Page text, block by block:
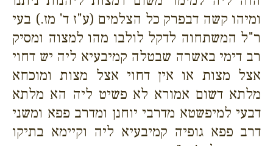
ומיהו קשה דבפרק כל הצלמים (ע"ז ד' מז.) בעי
ר"ל המשתחוה לדקל לולבו מהו למצוה ומסיק
רב דימי באשרה שבטלה קמיבעיא ליה יש דחוי
אצל מצות או אין דחוי אצל מצות ומוכחא
מלתא דשום אמורא לא פשיט ליה הא מלתא
דבעי למיפשטא מדרבי יוחנן ומדרב פפא ומשני
דרב פפא גופיה קמיבעיא ליה וקיימא בתיקו